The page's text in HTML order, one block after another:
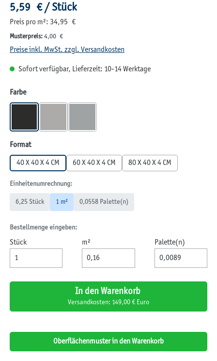
Regulärer Preis:
5,59 € / Stück
Preis pro m²: 34,95 €
Musterpreis: 4,00 €
Preise inkl. MwSt. zzgl. Versandkosten
Sofort verfügbar, Lieferzeit: 10-14 Werktage
Farbeauswählen
Formatauswählen
40 X 40 X 4 CM 60 X 40 X 4 CM 80 X 40 X 4 CM
Einheitenumrechnung:
6,25 Stück 1 m² 0,0558 Palette(n)
Bestellmenge eingeben:
Stück m² Palette(n)
In den Warenkorb
Versandkosten: 149,00 € Euro
Oberflächenmuster in den Warenkorb